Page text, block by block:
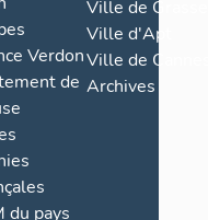
e
r
d
Verdon
de
du pays
Ville de Grasse
Ville d'Apt
Ville de
Archives